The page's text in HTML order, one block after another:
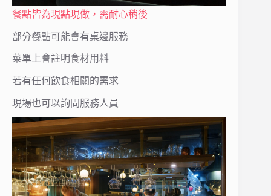
餐點皆為現點現做，需耐心稍後
部分餐點可能會有桌邊服務
菜單上會註明食材用料
若有任何飲食相關的需求
現場也可以詢問服務人員